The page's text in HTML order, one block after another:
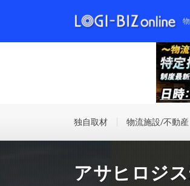
独自取材 物流施設/不動産
アサヒロジ